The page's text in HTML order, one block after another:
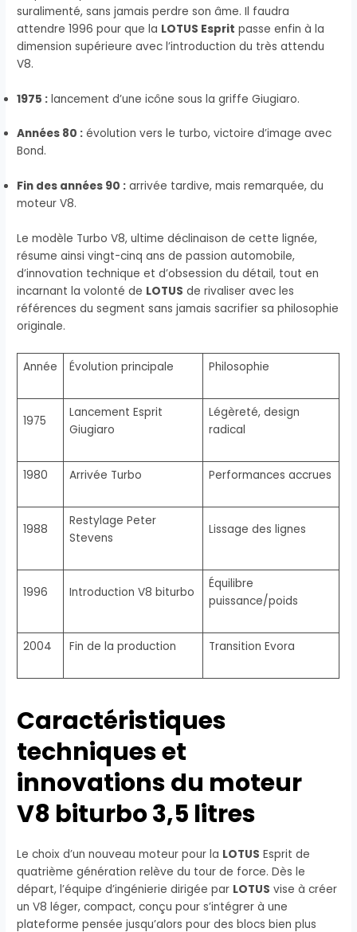
suralimenté, sans jamais perdre son âme. Il faudra
attendre 1996 pour que la LOTUS Esprit passe enfin à la
dimension supérieure avec l’introduction du très attendu
V8.
1975 : lancement d’une icône sous la griffe Giugiaro.
Années 80 : évolution vers le turbo, victoire d’image avec
Bond.
Fin des années 90 : arrivée tardive, mais remarquée, du
moteur V8.
Le modèle Turbo V8, ultime déclinaison de cette lignée,
résume ainsi vingt-cinq ans de passion automobile,
d’innovation technique et d’obsession du détail, tout en
incarnant la volonté de LOTUS de rivaliser avec les
références du segment sans jamais sacrifier sa philosophie
originale.
Année Évolution principale Philosophie
1975
Lancement Esprit
Giugiaro
Légèreté, design
radical
1980 Arrivée Turbo Performances accrues
1988
Restylage Peter
Stevens
Lissage des lignes
1996 Introduction V8 biturbo
Équilibre
puissance/poids
2004 Fin de la production Transition Evora
Caractéristiques
techniques et
innovations du moteur
V8 biturbo 3,5 litres
Le choix d’un nouveau moteur pour la LOTUS Esprit de
quatrième génération relève du tour de force. Dès le
départ, l’équipe d’ingénierie dirigée par LOTUS vise à créer
un V8 léger, compact, conçu pour s’intégrer à une
plateforme pensée jusqu’alors pour des blocs bien plus